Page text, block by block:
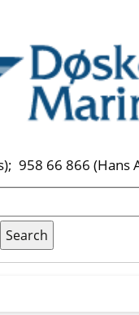
958 66 866 (Hans